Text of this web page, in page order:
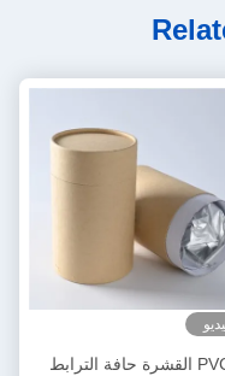
PVC القشرة حافة الترابط